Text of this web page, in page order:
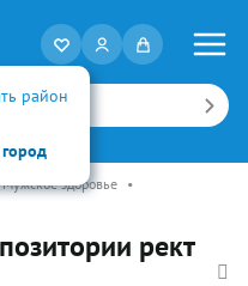
район
Мужское здоровье •
рект